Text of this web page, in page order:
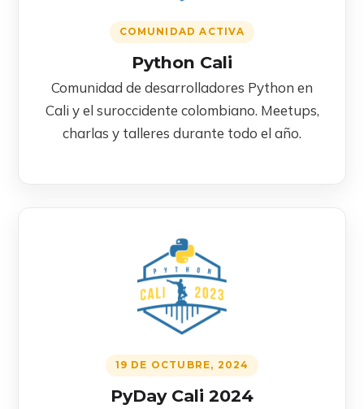
COMUNIDAD ACTIVA
Python Cali
Comunidad de desarrolladores Python en
Cali y el suroccidente colombiano. Meetups,
charlas y talleres durante todo el año.
19 DE OCTUBRE, 2024
PyDay Cali 2024